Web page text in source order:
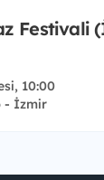
Festivali
10:00
- İzmir